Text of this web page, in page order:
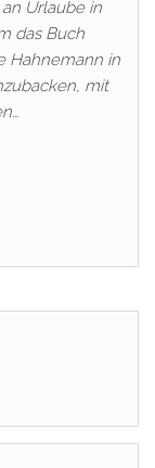
Urlaube in
das Buch
Hahnemann in
mit